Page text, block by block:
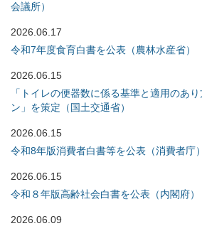
会議所）
2026.06.17
令和7年度食育白書を公表（農林水産省）
2026.06.15
「トイレの便器数に係る基準と適用のあ
ン」を策定（国土交通省）
2026.06.15
令和8年版消費者白書等を公表（消費者庁）
2026.06.15
令和８年版高齢社会白書を公表（内閣府）
2026.06.09